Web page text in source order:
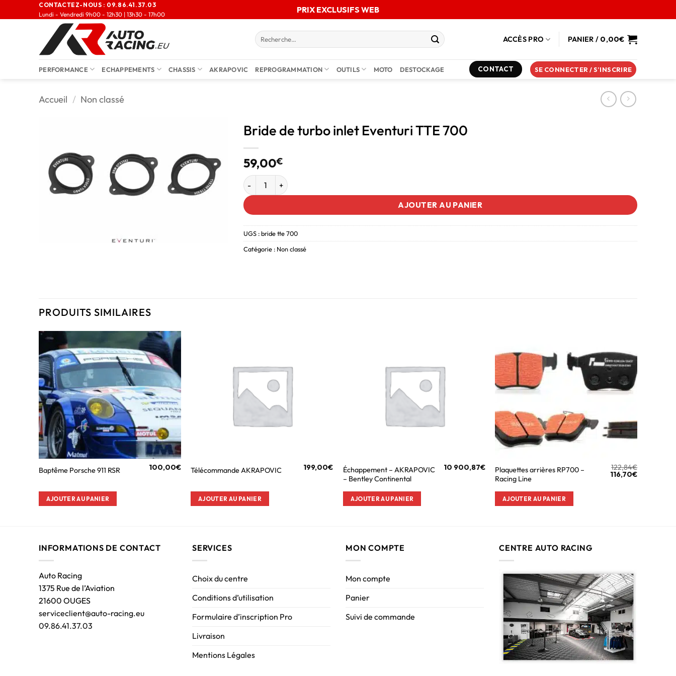
CONTACTEZ-NOUS : 09.86.41.37.03
Lundi - Vendredi 9h00 - 12h30 | 13h30 - 17h00
PRIX EXCLUSIFS WEB
ACCÈS PRO PANIER / 0,00€
PERFORMANCE ECHAPPEMENTS CHASSIS AKRAPOVIC REPROGRAMMATION OUTILS MOTO DESTOCKAGE CONTACT SE CONNECTER / S’INSCRIRE
Accueil / Non classé
Bride de turbo inlet Eventuri TTE 700
59,00€
AJOUTER AU PANIER
UGS :bride tte 700
Catégorie : Non classé
PRODUITS SIMILAIRES
Baptême Porsche 911 RSR 100,00€
AJOUTER AU PANIER
Télécommande AKRAPOVIC 199,00€
AJOUTER AU PANIER
Échappement – AKRAPOVIC
– Bentley Continental
10 900,87€
AJOUTER AU PANIER
Plaquettes arrières RP700 –
Racing Line
122,84€
116,70€
AJOUTER AU PANIER
INFORMATIONS DE CONTACT
Auto Racing
1375 Rue de l’Aviation
21600 OUGES
serviceclient@auto-racing.eu
09.86.41.37.03
SERVICES
Choix du centre
Conditions d’utilisation
Formulaire d’inscription Pro
Livraison
Mentions Légales
MON COMPTE
Mon compte
Panier
Suivi de commande
CENTRE AUTO RACING